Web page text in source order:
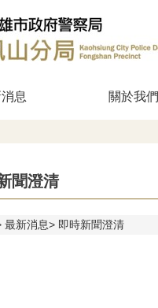
息 關於我們
聞澄清
最新消息 即時新聞澄清